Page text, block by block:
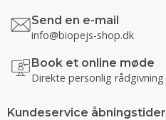
Send en e-mail
info@biopejs-shop.dk
Book et online møde
Direkte personlig rådgivning
Kundeservice åbningstider